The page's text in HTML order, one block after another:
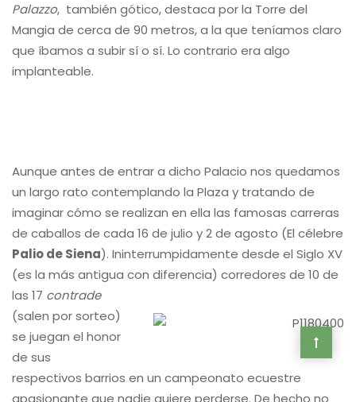
Palazzo, también gótico, destaca por la Torre del
Mangia de cerca de 90 metros, a la que teníamos claro
que íbamos a subir sí o sí. Lo contrario era algo
implanteable.
Aunque antes de entrar a dicho Palacio nos quedamos
un largo rato contemplando la Plaza y tratando de
imaginar cómo se realizan en ella las famosas carreras
de caballos de cada 16 de julio y 2 de agosto (El célebre
Palio de Siena). Ininterrumpidamente desde el Siglo XV
(es la más antigua con diferencia) corredores de 10 de
las 17 contrade
(salen por sorteo)
se juegan el honor
de sus
respectivos barrios en un campeonato ecuestre
apasionante que nadie quiere perderse. De hecho no